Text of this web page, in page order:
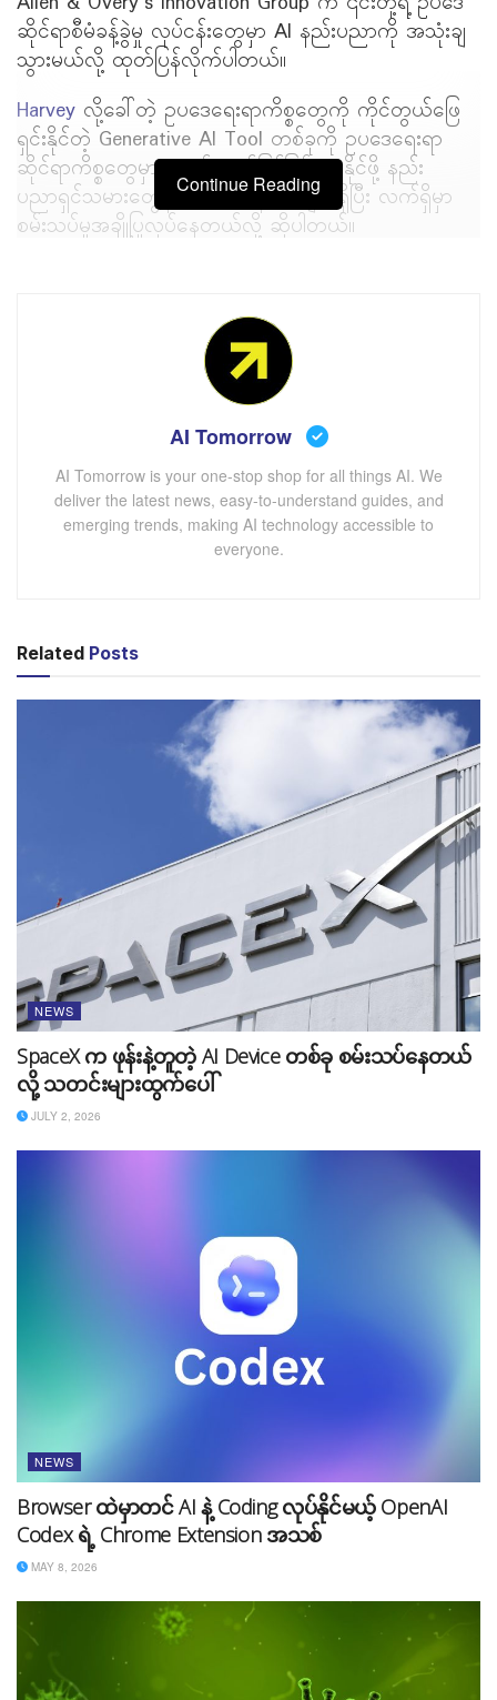
ဆိုင်ရာစီမံခန့်ခွဲမှု လုပ်ငန်းတွေမှာ AI နည်းပညာကို အသုံးချ
သွားမယ်လို့ ထုတ်ပြန်လိုက်ပါတယ်။
Harvey လို့ခေါ်တဲ့ ဥပဒေရေးရာကိစ္စတွေကို ကိုင်တွယ်ဖြေ
ရှင်းနိုင်တဲ့ Generative AI Tool တစ်ခုကို ဥပဒေရေးရာ
ဆိုင်ရာကိစ္စတွေမှာ ကျယ်ကျယ်ပြန့်ပြန့် သုံးနိုင်ဖို့ နည်း
ပညာရှင်သမားတွေနဲ့ စမ်းသပ်ဖန်တီးလျက်ရှိပြီး လက်ရှိမှာ
စမ်းသပ်မှုအချို့ပြုလုပ်နေတယ်လို့ ဆိုပါတယ်။
WAKELING က ပြောပါတယ်။
” ကျနော်တို့ရဲ့ ဥပဒေဆိုင်ရာဝန်ဆောင်မှုတွေကို အကောင်း
ဆုံးဖြစ်စေဖို့ AI နည်းပညာကို အသုံးပြုသွားမှာပါ ” လို့
ကုမ္ပဏီဘက်က မှတ်ချက်ပြုပြီး AI ရဲ့ အားသာချက်ကြောင့်
ဥပဒေဆိုင်ရာကိစ္စတွေကို ကိုင်တွယ်ဖြေရှင်းပေးနေတဲ့အခါ ပို
ပြီးကောင်းမွန်တဲ့ ရလဒ်တွေကို ရနိုင်မယ်လို့ ထုတ်ပြန်ထားပါ
တယ်။
ဒါပေမယ့်လည်း အခုလိုမျိုး အလုပ်အပ်သူ Customer တွေရဲ့
အမှုကိစ္စတွေ၊ စာချုပ်တွေ၊ အချက်အလက်တွေကို AI ဆီပို့ပြီး
Data Training လုပ်တာဟာ ဥရောပသမဂ္ဂရဲ့ အထွေထွေဒေ
တာကာကွယ်ရေးစည်းမျဉ်း (GDPR) ကိုချိုးဖောက်လျက်ရှိပါ
တယ်။ Customer တွေရဲ့ ခွင့်ပြုချက်မရဘဲ အချက်အလက်
တွေကို ကုမ္ပဏီရဲ့အကျိုးစီးပွားအတွက် ဒါမှမဟုတ် တစ်ကိုယ်
ရည် ကိုယ်ကျိုးစီးပွားအတွက် လုပ်ဆောင်တာဟာ ဥရောပသ
မဂ္ဂရဲ့ ဥပဒေနဲ့ ငြိစွန်းနေတာကိုလည်း ရင်ဆိုင်ရမှာပါ။
ကုမ္ပဏီဘက်ကတော့ Personal Data တွေကို အသုံးပြုပြီး AI
ကို Data Training လုပ်တာမဟုတ်ဘဲ ဥပဒေဆိုင်ရာ
အချက်အလက်တွေကိုဘဲ အသုံးပြုပြီး Data Training လုပ်
နေတာ ဖြစ်တယ်လို့ ထုတ်ပြန်ထားပါတယ်။
လက်ရှိမှာတော့ အငြင်းပွားဖွယ်ရာကိစ္စတွေဖြစ်ပေါ်လျက်ရှိပြီး
AI နဲ့ ဥပဒေရေးရာကိစ္စတွေကိုဖြေရှင်းခြင်းဟာ တရားမျှတမှု
ဘဲ အမှန်တစ်ကယ်ရရှိမလား၊ ဒါမှမဟုတ် ကိုယ်ကိုင်တွယ်
ထားတဲ့ အမှုနိုင်ဖို့က အဓိကလားဆိုတဲ့ သို့လော သို့လော
မေးခွန်းတွေနဲ့ ထင်မြင်ချက်အချို့နဲ့ ဝေဖန်မှု မြင့်တက်လျက်ရှိ
ပါတယ်။
စာဖတ်သူတို့ရော ဘယ်လိုထင်မြင်ကြလဲ၊ တရားမျှတမှုလား
ဒါမှမဟုတ် ဘယ်လိုအခြေအနေမှာဖြစ်ဖြစ် အနိုင်ရရှိဖို့လား?
Continue Reading
AI Tomorrow
AI Tomorrow is your one-stop shop for all things AI. We
deliver the latest news, easy-to-understand guides, and
emerging trends, making AI technology accessible to
everyone.
Related Posts
NEWS
SpaceX က ဖုန်းနဲ့တူတဲ့ AI Device တစ်ခု စမ်းသပ်နေတယ်
လို့ သတင်းများထွက်ပေါ်
JULY 2, 2026
NEWS
Browser ထဲမှာတင် AI နဲ့ Coding လုပ်နိုင်မယ့် OpenAI
Codex ရဲ့ Chrome Extension အသစ်
MAY 8, 2026